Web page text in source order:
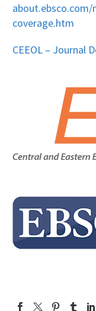
coverage.htm
CEEOL – Journal